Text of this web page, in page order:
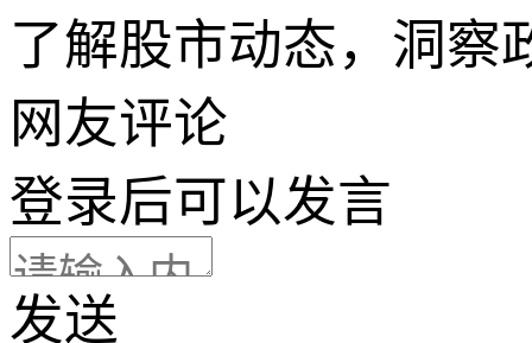
了解股市动态，洞察
网友评论
登录后可以发言
发送